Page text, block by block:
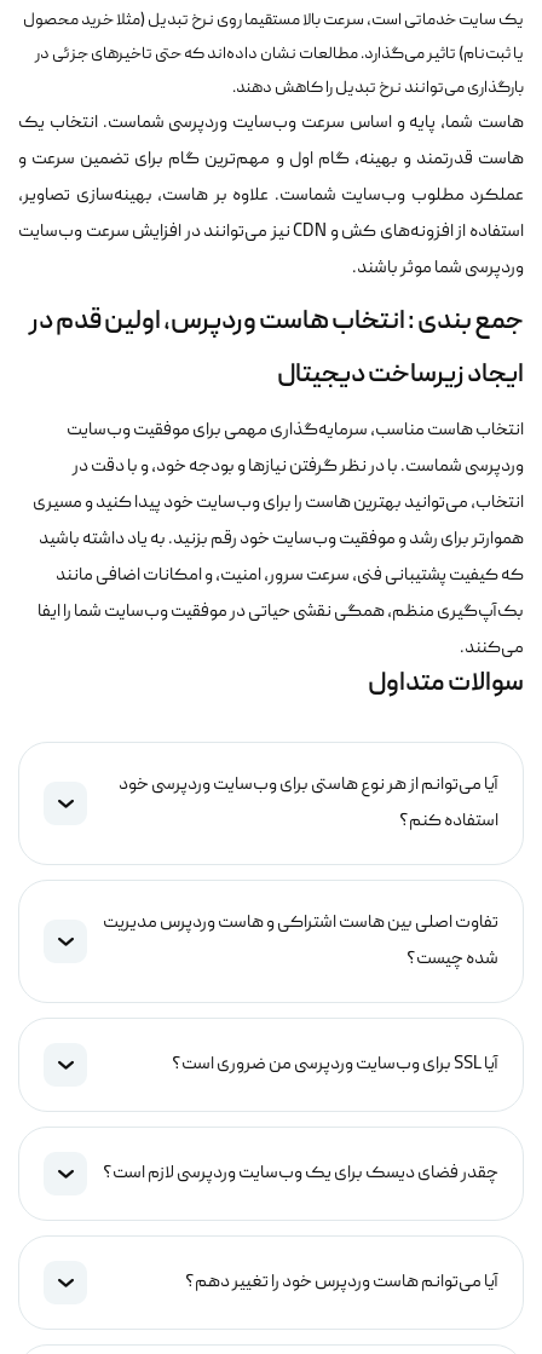
یک سایت خدماتی است، سرعت بالا مستقیما روی نرخ تبدیل (مثلا خرید محصول
یا ثبت‌نام) تاثیر می‌گذارد. مطالعات نشان داده‌اند که حتی تاخیرهای جزئی در
بارگذاری می‌توانند نرخ تبدیل را کاهش دهند.
هاست شما، پایه و اساس سرعت وب‌سایت وردپرسی شماست. انتخاب یک
هاست قدرتمند و بهینه، گام اول و مهم‌ترین گام برای تضمین سرعت و
عملکرد مطلوب وب‌سایت شماست. علاوه بر هاست، بهینه‌سازی تصاویر،
استفاده از افزونه‌های کش و CDN نیز می‌توانند در افزایش سرعت وب‌سایت
وردپرسی شما موثر باشند.
جمع بندی : انتخاب هاست وردپرس، اولین قدم در
ایجاد زیرساخت دیجیتال
انتخاب هاست مناسب، سرمایه‌گذاری مهمی برای موفقیت وب‌سایت
وردپرسی شماست. با در نظر گرفتن نیازها و بودجه خود، و با دقت در
انتخاب، می‌توانید بهترین هاست را برای وب‌سایت خود پیدا کنید و مسیری
هموارتر برای رشد و موفقیت وب‌سایت خود رقم بزنید. به یاد داشته باشید
که کیفیت پشتیبانی فنی، سرعت سرور، امنیت، و امکانات اضافی مانند
بک‌آپ‌گیری منظم، همگی نقشی حیاتی در موفقیت وب‌سایت شما را ایفا
می‌کنند.
سوالات متداول
آیا می‌توانم از هر نوع هاستی برای وب‌سایت وردپرسی خود
استفاده کنم؟
تفاوت اصلی بین هاست اشتراکی و هاست وردپرس مدیریت
شده چیست؟
آیا SSL برای وب‌سایت وردپرسی من ضروری است؟
چقدر فضای دیسک برای یک وب‌سایت وردپرسی لازم است؟
آیا می‌توانم هاست وردپرس خود را تغییر دهم؟